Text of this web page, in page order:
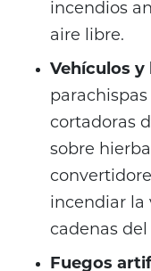
incendios
aire libre.
Vehículos y
cortadoras
sobre
incendiar la
cadenas
Fuegos